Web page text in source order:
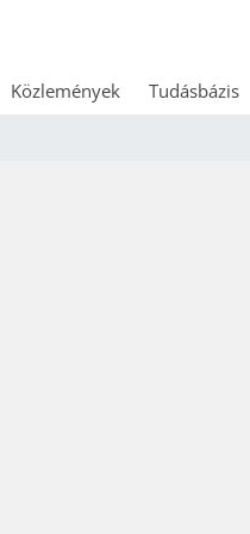
Közlemények Tudásbázis